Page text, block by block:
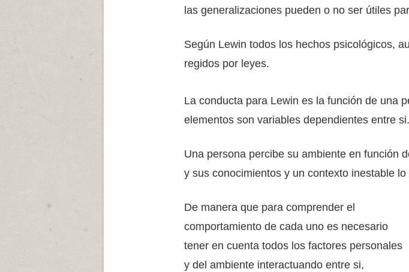
las generalizaciones pueden o no ser útiles
Según Lewin todos los hechos psicológicos,
regidos por leyes.
La conducta para Lewin es la función de una
elementos son variables dependientes entre si.
Una persona percibe su ambiente en función
y sus conocimientos y un contexto inestable
De manera que para comprender el
comportamiento de cada uno es necesario
tener en cuenta todos los factores personales
y del ambiente interactuando entre si,